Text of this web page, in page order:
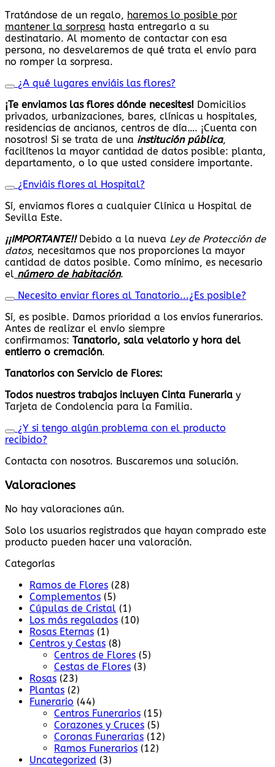
Tratándose de un regalo, haremos lo posible por
mantener la sorpresa hasta entregarlo a su
destinatario. Al momento de contactar con esa
persona, no desvelaremos de qué trata el envío para
no romper la sorpresa.
¿A qué lugares enviáis las flores?
¡Te enviamos las flores dónde necesites! Domicilios
privados, urbanizaciones, bares, clínicas u hospitales,
residencias de ancianos, centros de día…. ¡Cuenta con
nosotros! Si se trata de una institución pública,
facilítenos la mayor cantidad de datos posible: planta,
departamento, o lo que usted considere importante.
¿Enviáis flores al Hospital?
Sí, enviamos flores a cualquier Clínica u Hospital de
Sevilla Este.
¡¡IMPORTANTE!! Debido a la nueva Ley de Protección de
datos, necesitamos que nos proporciones la mayor
cantidad de datos posible. Como mínimo, es necesario
el número de habitación.
Necesito enviar flores al Tanatorio...¿Es posible?
Sí, es posible. Damos prioridad a los envíos funerarios.
Antes de realizar el envío siempre
confirmamos: Tanatorio, sala velatorio y hora del
entierro o cremación.
Tanatorios con Servicio de Flores:
Todos nuestros trabajos incluyen Cinta Funeraria y
Tarjeta de Condolencia para la Familia.
¿Y si tengo algún problema con el producto
recibido?
Contacta con nosotros. Buscaremos una solución.
Valoraciones
No hay valoraciones aún.
Solo los usuarios registrados que hayan comprado este
producto pueden hacer una valoración.
Categorías
Ramos de Flores (28)
Complementos (5)
Cúpulas de Cristal (1)
Los más regalados (10)
Rosas Eternas (1)
Centros y Cestas (8)
Centros de Flores (5)
Cestas de Flores (3)
Rosas (23)
Plantas (2)
Funerario (44)
Centros Funerarios (15)
Corazones y Cruces (5)
Coronas Funerarias (12)
Ramos Funerarios (12)
Uncategorized (3)